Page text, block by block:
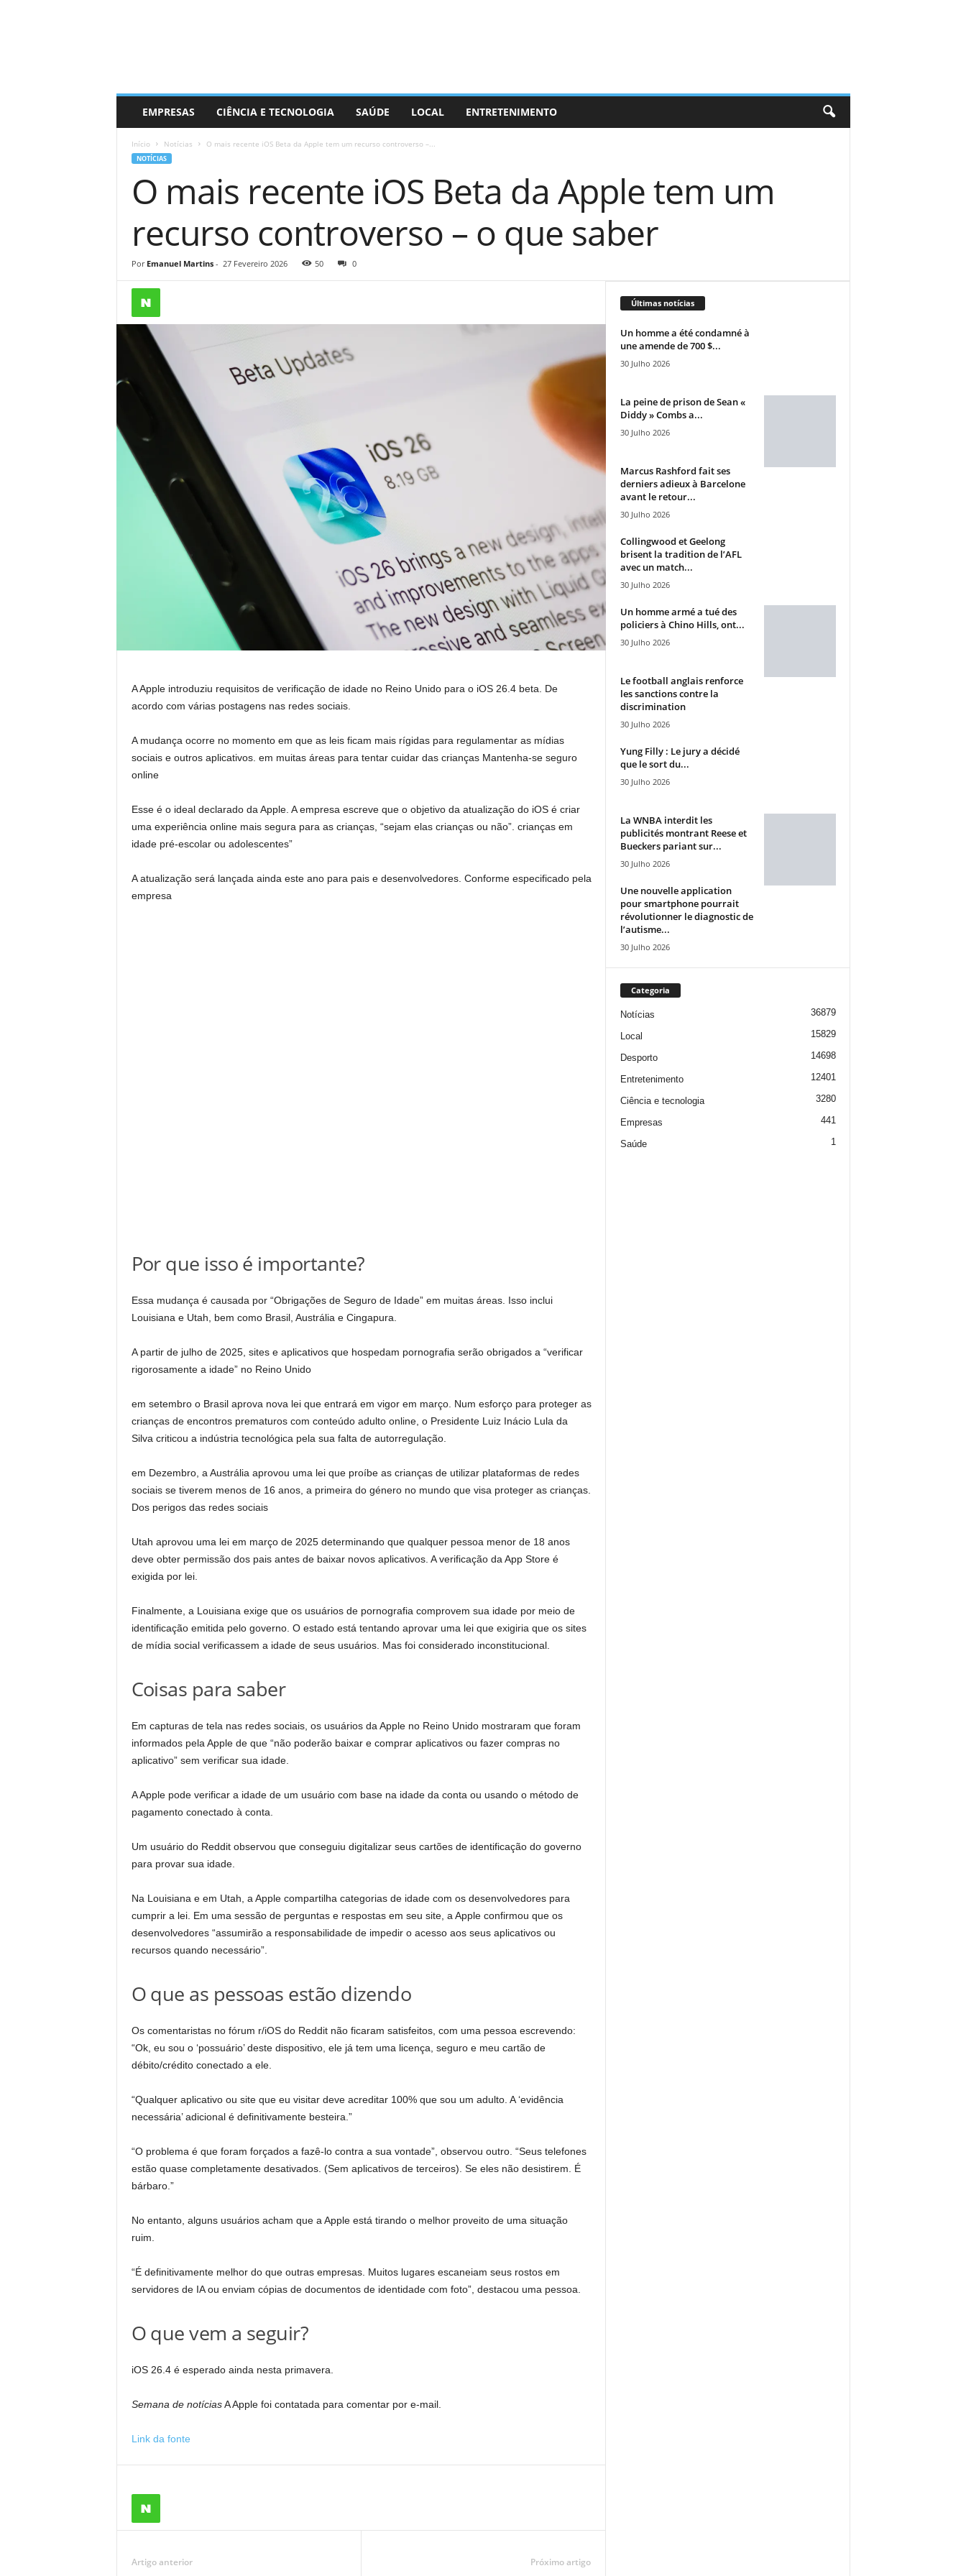
EMPRESAS CIÊNCIA E TECNOLOGIA SAÚDE LOCAL ENTRETENIMENTO
Início Notícias O mais recente iOS Beta da Apple tem um recurso controverso –...
NOTÍCIAS
O mais recente iOS Beta da Apple tem um
recurso controverso – o que saber
Por Emanuel Martins- 27 Fevereiro 2026 50 0
A Apple introduziu requisitos de verificação de idade no Reino Unido para o iOS 26.4 beta. De
acordo com várias postagens nas redes sociais.
A mudança ocorre no momento em que as leis ficam mais rígidas para regulamentar as mídias
sociais e outros aplicativos. em muitas áreas para tentar cuidar das crianças Mantenha-se seguro
online
Esse é o ideal declarado da Apple. A empresa escreve que o objetivo da atualização do iOS é criar
uma experiência online mais segura para as crianças, “sejam elas crianças ou não”. crianças em
idade pré-escolar ou adolescentes”
A atualização será lançada ainda este ano para pais e desenvolvedores. Conforme especificado pela
empresa
Por que isso é importante?
Essa mudança é causada por “Obrigações de Seguro de Idade” em muitas áreas. Isso inclui
Louisiana e Utah, bem como Brasil, Austrália e Cingapura.
A partir de julho de 2025, sites e aplicativos que hospedam pornografia serão obrigados a “verificar
rigorosamente a idade” no Reino Unido
em setembro o Brasil aprova nova lei que entrará em vigor em março. Num esforço para proteger as
crianças de encontros prematuros com conteúdo adulto online, o Presidente Luiz Inácio Lula da
Silva criticou a indústria tecnológica pela sua falta de autorregulação.
em Dezembro, a Austrália aprovou uma lei que proíbe as crianças de utilizar plataformas de redes
sociais se tiverem menos de 16 anos, a primeira do género no mundo que visa proteger as crianças.
Dos perigos das redes sociais
Utah aprovou uma lei em março de 2025 determinando que qualquer pessoa menor de 18 anos
deve obter permissão dos pais antes de baixar novos aplicativos. A verificação da App Store é
exigida por lei.
Finalmente, a Louisiana exige que os usuários de pornografia comprovem sua idade por meio de
identificação emitida pelo governo. O estado está tentando aprovar uma lei que exigiria que os sites
de mídia social verificassem a idade de seus usuários. Mas foi considerado inconstitucional.
Coisas para saber
Em capturas de tela nas redes sociais, os usuários da Apple no Reino Unido mostraram que foram
informados pela Apple de que “não poderão baixar e comprar aplicativos ou fazer compras no
aplicativo” sem verificar sua idade.
A Apple pode verificar a idade de um usuário com base na idade da conta ou usando o método de
pagamento conectado à conta.
Um usuário do Reddit observou que conseguiu digitalizar seus cartões de identificação do governo
para provar sua idade.
Na Louisiana e em Utah, a Apple compartilha categorias de idade com os desenvolvedores para
cumprir a lei. Em uma sessão de perguntas e respostas em seu site, a Apple confirmou que os
desenvolvedores “assumirão a responsabilidade de impedir o acesso aos seus aplicativos ou
recursos quando necessário”.
O que as pessoas estão dizendo
Os comentaristas no fórum r/iOS do Reddit não ficaram satisfeitos, com uma pessoa escrevendo:
“Ok, eu sou o ‘possuário’ deste dispositivo, ele já tem uma licença, seguro e meu cartão de
débito/crédito conectado a ele.
“Qualquer aplicativo ou site que eu visitar deve acreditar 100% que sou um adulto. A ‘evidência
necessária’ adicional é definitivamente besteira.”
“O problema é que foram forçados a fazê-lo contra a sua vontade”, observou outro. “Seus telefones
estão quase completamente desativados. (Sem aplicativos de terceiros). Se eles não desistirem. É
bárbaro.”
No entanto, alguns usuários acham que a Apple está tirando o melhor proveito de uma situação
ruim.
“É definitivamente melhor do que outras empresas. Muitos lugares escaneiam seus rostos em
servidores de IA ou enviam cópias de documentos de identidade com foto”, destacou uma pessoa.
O que vem a seguir?
iOS 26.4 é esperado ainda nesta primavera.
Semana de notíciasA Apple foi contatada para comentar por e-mail.
Link da fonte
Artigo anterior Próximo artigo
Últimas notícias
Un homme a été condamné à
une amende de 700 $...
30 Julho 2026
La peine de prison de Sean «
Diddy » Combs a...
30 Julho 2026
Marcus Rashford fait ses
derniers adieux à Barcelone
avant le retour...
30 Julho 2026
Collingwood et Geelong
brisent la tradition de l’AFL
avec un match...
30 Julho 2026
Un homme armé a tué des
policiers à Chino Hills, ont...
30 Julho 2026
Le football anglais renforce
les sanctions contre la
discrimination
30 Julho 2026
Yung Filly : Le jury a décidé
que le sort du...
30 Julho 2026
La WNBA interdit les
publicités montrant Reese et
Bueckers pariant sur...
30 Julho 2026
Une nouvelle application
pour smartphone pourrait
révolutionner le diagnostic de
l’autisme...
30 Julho 2026
Categoria
Notícias 36879
Local 15829
Desporto 14698
Entretenimento 12401
Ciência e tecnologia 3280
Empresas 441
Saúde 1